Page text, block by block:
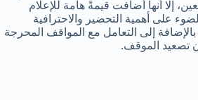
إلا أنها أضافت قيمةً هامة للإعلام
على أهمية التحضير والاحترافية
بالإضافة إلى التعامل مع المواقف المحرجة
تصعيد الموقف.